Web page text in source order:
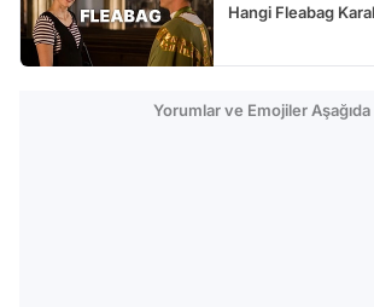
Hangi Fleabag
Yorumlar ve Emojiler Aşağıda